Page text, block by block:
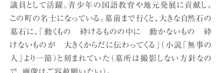
議員として活躍。青少年の国語教育や地元発展に貢献し、
この町の名士になっている。墓前まで行くと、大きな自然石の
墓石に、「動くもの 砕けるものの中に 動かないもの 砕
けないものが 大きくからだに伝わってくる」（小説「無事の
人」より一節）と刻まれていた（墓所は撮影しない方針なの
で、画像はご容赦願いたい）。